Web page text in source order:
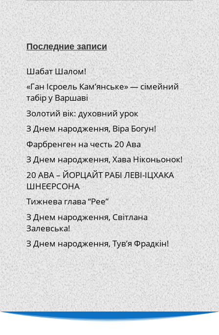
Последние записи
Шабат Шалом!
«Ган Ісроель Кам’янське» — сімейний
табір у Варшаві
Золотий вік: духовний урок
З Днем народження, Віра Богун!
Фарбренген на честь 20 Ава
З Днем народження, Хава Ніконьонок!
20 АВА – ЙОРЦАЙТ РАБІ ЛЕВІ-ІЦХАКА
ШНЕЄРСОНА
Тижнева глава “Рее”
З Днем народження, Світлана
Залевська!
З Днем народження, Тув’я Фрадкін!